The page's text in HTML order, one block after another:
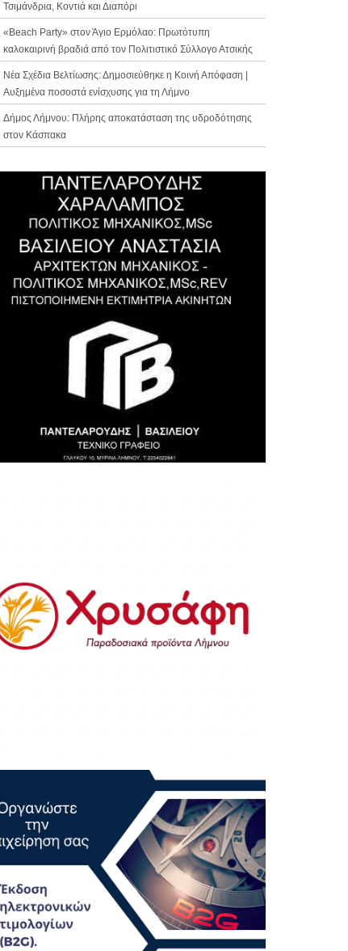
Τσιμάνδρια, Κοντιά και Διαπόρι
«Beach Party» στον Άγιο Ερμόλαο: Πρωτότυπη
καλοκαιρινή βραδιά από τον Πολιτιστικό Σύλλογο Ατσικής
Νέα Σχέδια Βελτίωσης: Δημοσιεύθηκε η Κοινή Απόφαση |
Αυξημένα ποσοστά ενίσχυσης για τη Λήμνο
Δήμος Λήμνου: Πλήρης αποκατάσταση της υδροδότησης
στον Κάσπακα